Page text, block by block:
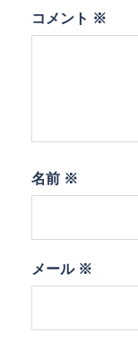
コメント ※
名前 ※
メール ※